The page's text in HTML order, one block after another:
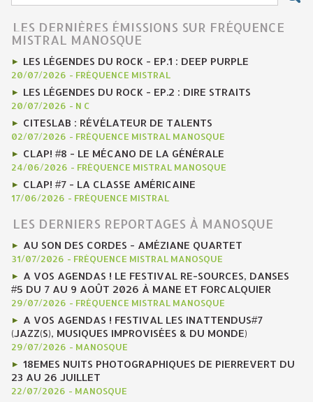
LES DERNIÈRES ÉMISSIONS SUR FRÉQUENCE
MISTRAL MANOSQUE
LES LÉGENDES DU ROCK - EP.1 : DEEP PURPLE
20/07/2026 - FRÉQUENCE MISTRAL
LES LÉGENDES DU ROCK - EP.2 : DIRE STRAITS
20/07/2026 - N C
CITESLAB : RÉVÉLATEUR DE TALENTS
02/07/2026 - FRÉQUENCE MISTRAL MANOSQUE
CLAP! #8 - LE MÉCANO DE LA GÉNÉRALE
24/06/2026 - FRÉQUENCE MISTRAL MANOSQUE
CLAP! #7 - LA CLASSE AMÉRICAINE
17/06/2026 - FRÉQUENCE MISTRAL
LES DERNIERS REPORTAGES À MANOSQUE
AU SON DES CORDES - AMÉZIANE QUARTET
31/07/2026 - FRÉQUENCE MISTRAL MANOSQUE
A VOS AGENDAS ! LE FESTIVAL RE-SOURCES, DANSES
#5 DU 7 AU 9 AOÛT 2026 À MANE ET FORCALQUIER
29/07/2026 - FRÉQUENCE MISTRAL MANOSQUE
A VOS AGENDAS ! FESTIVAL LES INATTENDUS#7
(JAZZ(S), MUSIQUES IMPROVISÉES & DU MONDE)
29/07/2026 - MANOSQUE
18EMES NUITS PHOTOGRAPHIQUES DE PIERREVERT DU
23 AU 26 JUILLET
22/07/2026 - MANOSQUE